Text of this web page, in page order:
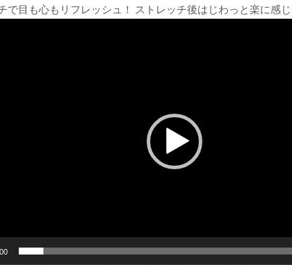
で目も心もリフレッシュ！ ストレッチ後はじわっと楽に感